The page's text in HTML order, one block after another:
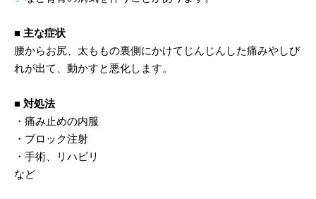
■ 主な症状
腰からお尻、太ももの裏側にかけてじんじんした痛みやしび
れが出て、動かすと悪化します。
■ 対処法
・痛み止めの内服
・ブロック注射
・手術、リハビリ
など